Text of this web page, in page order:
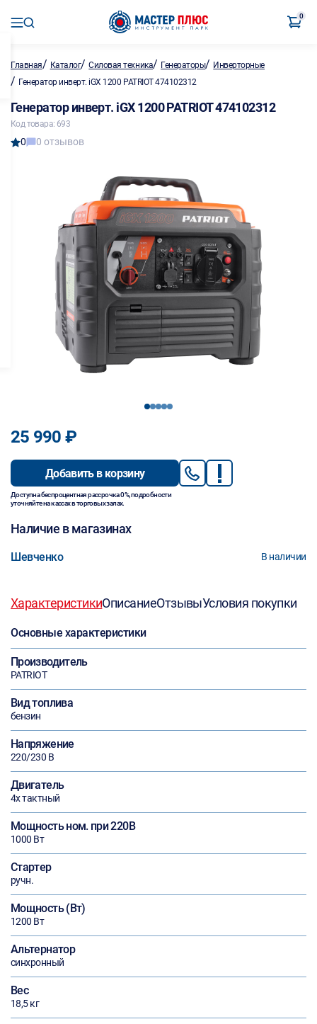
0
Главная/ Каталог/Силовая техника/ Генераторы/ Инверторные
/ Генератор инверт. iGX 1200 PATRIOT 474102312
Генератор инверт. iGX 1200 PATRIOT 474102312
Код товара: 693
0 0 отзывов
12345
25 990 ₽
Добавить в корзину
Доступна беспроцентная рассрочка 0%, подробности
уточняйте на кассах в торговых залах.
Наличие в магазинах
Шевченко В наличии
ХарактеристикиОписаниеОтзывыУсловия покупки
Основные характеристики
Производитель
PATRIOT
Вид топлива
бензин
Напряжение
220/230 В
Двигатель
4х тактный
Мощность ном. при 220В
1000 Вт
Стартер
ручн.
Мощность (Вт)
1200 Вт
Альтернатор
синхронный
Вес
18,5 кг